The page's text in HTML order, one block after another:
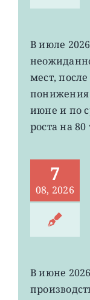
В июле
мест,
понижения
июне и по
роста на
7
08, 2026
В июне